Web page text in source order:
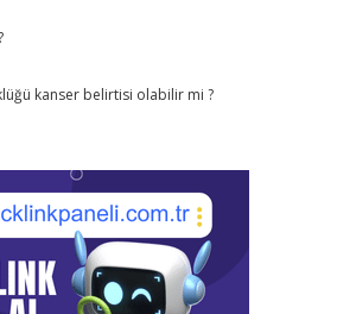
kanser belirtisi olabilir mi ?